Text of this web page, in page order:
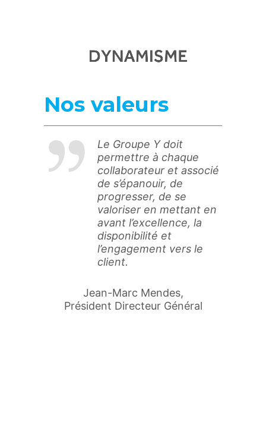
Nos valeurs
Le Groupe Y doit
permettre à chaque
collaborateur et associé
de s’épanouir, de
progresser, de se
valoriser en mettant en
avant l’excellence, la
disponibilité et
l’engagement vers le
client.
Jean-Marc Mendes,
Président Directeur Général